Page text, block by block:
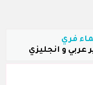
فري
عربي و انجليزي